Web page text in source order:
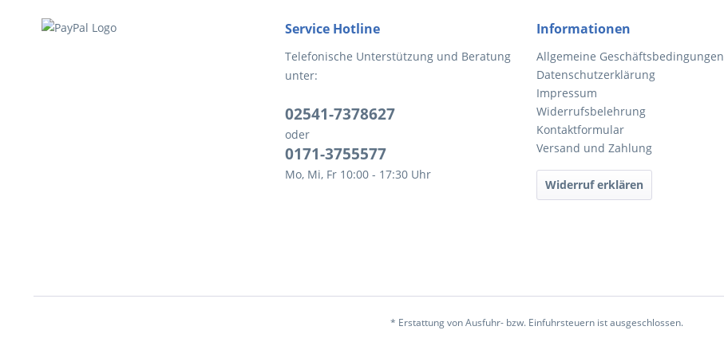
Service Hotline
Telefonische Unterstützung und Beratung
unter:
02541-7378627
oder
0171-3755577
Mo, Mi, Fr 10:00 - 17:30 Uhr
Informationen
Allgemeine Geschäftsbedingungen
Datenschutzerklärung
Impressum
Widerrufsbelehrung
Kontaktformular
Versand und Zahlung
Widerruf erklären
* Erstattung von Ausfuhr- bzw. Einfuhrsteuern ist ausgeschlossen.